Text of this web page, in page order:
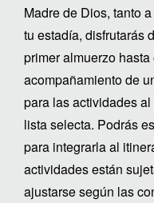
Madre de Dios, tanto
tu estadía, disfrutarás
primer almuerzo
acompañamiento de
para las actividades
lista selecta. Podrás
para integrarla al
actividades están
ajustarse según las